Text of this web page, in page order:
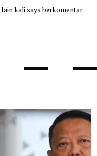
kali saya berkomentar.